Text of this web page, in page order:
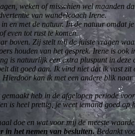
weken of misschien wel maanden
van wandelcoach Irene.
en met de natuur. In de natuur omdat
even tot rust te komen.
boven. Zij stelt mij de juiste vragen
houden van het gesprek. Irene is
is natuurlijk een extra pluspunt in
dit goed aan. Ik vind niet dat ik vast
Hierdoor kan ik met een andere blik
heb in de afgelopen periode
is heel prettig, je weet iemand goed
doe en wat voor mij de meeste
in het nemen van besluiten.Bedankt